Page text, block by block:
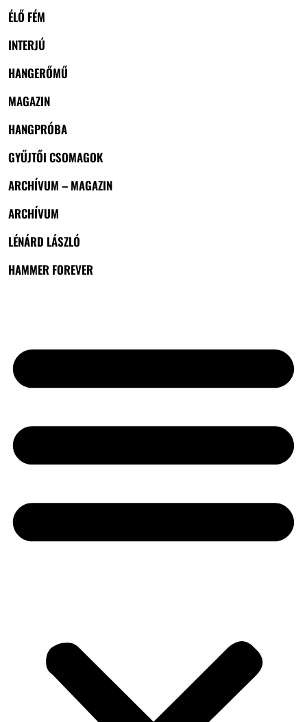
ÉLŐ FÉM
INTERJÚ
HANGERŐMŰ
MAGAZIN
HANGPRÓBA
GYŰJTŐI CSOMAGOK
ARCHÍVUM – MAGAZIN
ARCHÍVUM
LÉNÁRD LÁSZLÓ
HAMMER FOREVER